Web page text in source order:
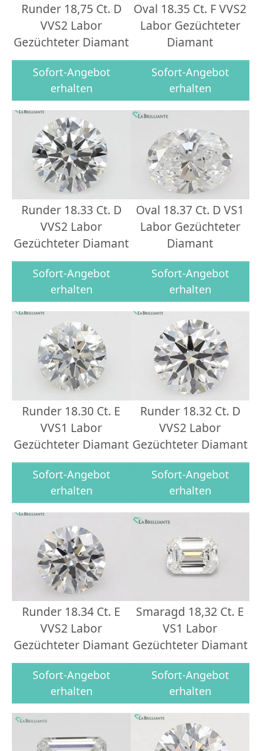
Runder 18,75 Ct. D
VVS2 Labor
Gezüchteter Diamant
Sofort-Angebot
erhalten
Oval 18.35 Ct. F VVS2
Labor Gezüchteter
Diamant
Sofort-Angebot
erhalten
Runder 18.33 Ct. D
VVS2 Labor
Gezüchteter Diamant
Sofort-Angebot
erhalten
Oval 18.37 Ct. D VS1
Labor Gezüchteter
Diamant
Sofort-Angebot
erhalten
Runder 18.30 Ct. E
VVS1 Labor
Gezüchteter Diamant
Sofort-Angebot
erhalten
Runder 18.32 Ct. D
VVS2 Labor
Gezüchteter Diamant
Sofort-Angebot
erhalten
Runder 18.34 Ct. E
VVS2 Labor
Gezüchteter Diamant
Sofort-Angebot
erhalten
Smaragd 18,32 Ct. E
VS1 Labor
Gezüchteter Diamant
Sofort-Angebot
erhalten